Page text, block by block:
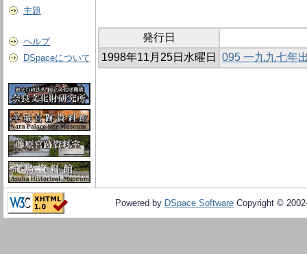
主題
ヘルプ
DSpaceについて
発行日
1998年11月25日水曜日
095 一九九七年
Powered by DSpace Software Copyright ©